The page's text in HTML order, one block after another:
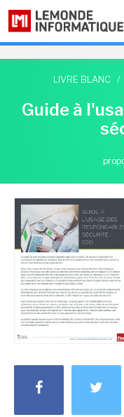
LIVRE BLANC /
Guide à